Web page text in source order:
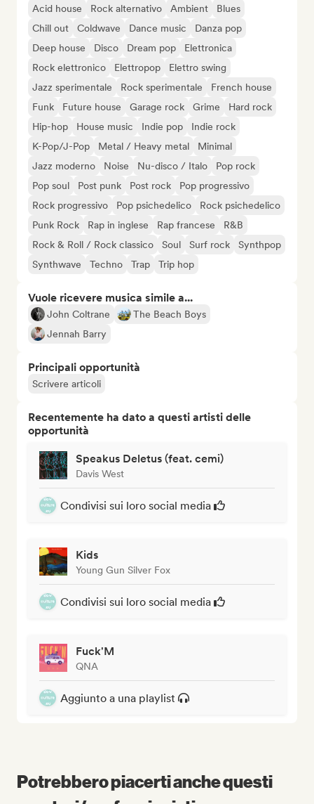
Acid house Rock alternativo Ambient
Blues
Chill out
Coldwave Dance music
Danza pop
Deep house
Disco Dream pop
Elettronica
Rock elettronico
Elettropop
Elettro swing
Jazz sperimentale
Rock sperimentale
French house
Funk
Future house Garage rock Grime
Hard rock
Hip-hop
House music Indie pop
Indie rock
K-Pop/J-Pop
Metal / Heavy metal
Minimal
Jazz moderno
Noise Nu-disco / Italo
Pop rock
Pop soul
Post punk Post rock
Pop progressivo
Rock progressivo
Pop psichedelico
Rock psichedelico
Punk Rock
Rap in inglese Rap francese
R&B
Rock & Roll / Rock classico
Soul Surf rock
Synthpop
Synthwave
Techno Trap Trip hop
Vuole ricevere musica simile a...
John Coltrane
The Beach Boys
Jennah Barry
Principali opportunità
Scrivere articoli
Recentemente ha dato a questi artisti delle
opportunità
Speakus Deletus (feat. cemi)
Davis West
Condivisi sui loro social media
Kids
Young Gun Silver Fox
Condivisi sui loro social media
Fuck'M
QNA
Aggiunto a una playlist
Potrebbero piacerti anche questi